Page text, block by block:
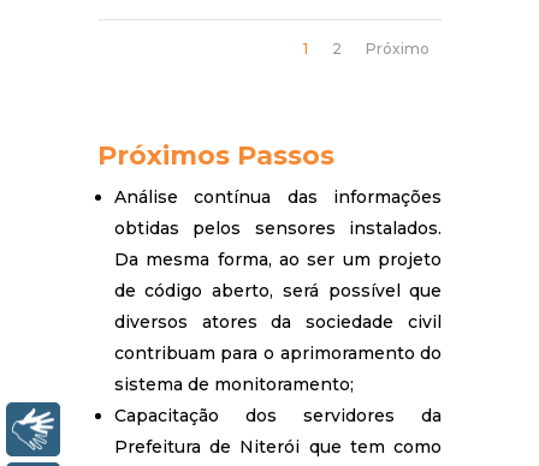
1 2 Próximo
Próximos Passos
Análise contínua das informações
obtidas pelos sensores instalados.
Da mesma forma, ao ser um projeto
de código aberto, será possível que
diversos atores da sociedade civil
contribuam para o aprimoramento do
sistema de monitoramento;
Capacitação dos servidores da
Prefeitura de Niterói que tem como
Libras